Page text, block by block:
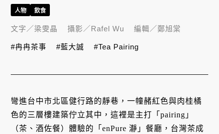
彎進台中市北區健行路的靜巷，一幢赭紅色與肉桂橘
色的三層樓建築佇立其中，這裡是主打「pairing」
（茶、酒佐餐）體驗的「enPure 瀞」餐廳，台灣茶成
人物 飲食
文字／梁雯晶 攝影／Rafel Wu 編輯／鄭旭棠
#冉冉茶事 #藍大誠 #Tea Pairing